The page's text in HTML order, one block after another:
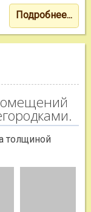
Подробнее...
толщиной